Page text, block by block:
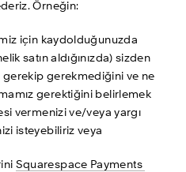
Örneğin:
için kaydolduğunuzda
satın aldığınızda) sizden
gerekip gerekmediğini ve ne
gerektiğini belirlemek
vermenizi ve/veya yargı
isteyebiliriz veya
Squarespace Payments